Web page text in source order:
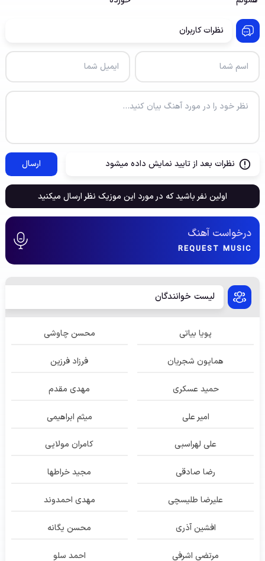
نظرات کاربران
نظرات بعد از تایید نمایش داده میشود ارسال
اولین نفر باشید که در مورد این موزیک نظر ارسال میکنید
درخواست آهنگ
REQUEST MUSIC
لیست خوانندگان
پویا بیاتی محسن چاوشی
همایون شجریان فرزاد فرزین
حمید عسکری مهدی مقدم
امیر علی میثم ابراهیمی
علی لهراسبی کامران مولایی
رضا صادقی مجید خراطها
علیرضا طلیسچی مهدی احمدوند
افشین آذری محسن یگانه
مرتضی اشرفی احمد سلو